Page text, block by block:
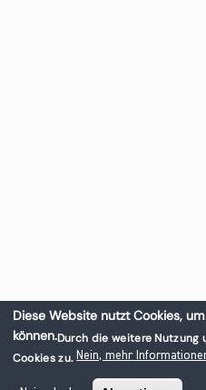
Diese Website nutzt Cookies,
können.Durch die weitere Nutzung
Cookies zu. Nein, mehr